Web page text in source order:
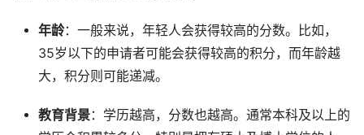
年龄：一般来说，年轻人会获得较高的分数。比如，
35岁以下的申请者可能会获得较高的积分，而年龄越
大，积分则可能递减。
教育背景：学历越高，分数也越高。通常本科及以上的